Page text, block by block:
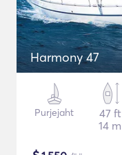
Harmony 47
Purjejaht
47 ft
14 m